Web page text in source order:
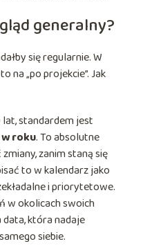
generalny?
się regularnie. W
na „po projekcie”. Jak
standardem jest
roku. To absolutne
zanim staną się
to w kalendarz jako
i priorytetowe.
w okolicach swoich
która nadaje
siebie.